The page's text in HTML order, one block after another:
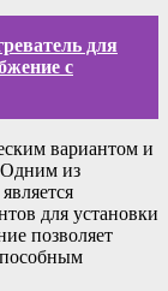
для
с
вариантом и
Одним из
для установки
позволяет